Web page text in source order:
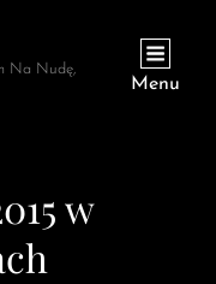
Na Nudę,
Menu
w